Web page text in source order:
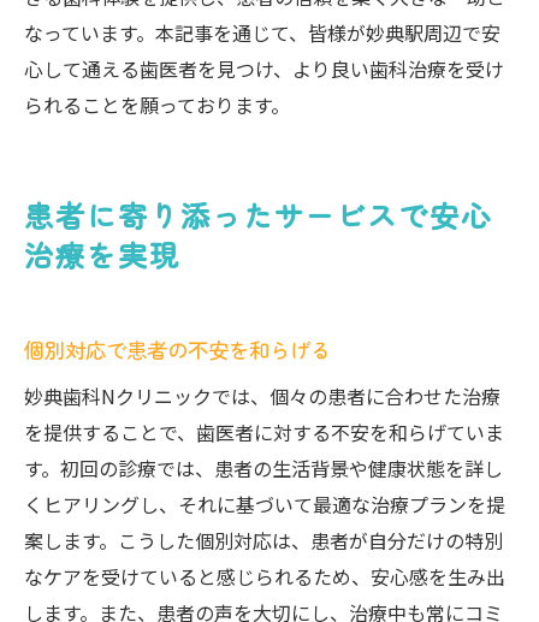
なっています。本記事を通じて、皆様が妙典駅周辺で安
心して通える歯医者を見つけ、より良い歯科治療を受け
られることを願っております。
患者に寄り添ったサービスで安心
治療を実現
個別対応で患者の不安を和らげる
妙典歯科Nクリニックでは、個々の患者に合わせた治療
を提供することで、歯医者に対する不安を和らげていま
す。初回の診療では、患者の生活背景や健康状態を詳し
くヒアリングし、それに基づいて最適な治療プランを提
案します。こうした個別対応は、患者が自分だけの特別
なケアを受けていると感じられるため、安心感を生み出
します。また、患者の声を大切にし、治療中も常にコミ